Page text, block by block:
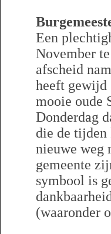
Een
November
afscheid
heeft gewijd
mooie oude
Donderdag
die de tijden
nieuwe weg
gemeente
symbool is
(waaronder